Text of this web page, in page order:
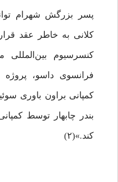
پسر بزرگش شهرام
کلانی به خاطر عقد
کنسرسیوم بین‌المللی
فرانسوی داسو،
کمپانی براون باوری
بندر چابهار توسط
کند.»(۲)